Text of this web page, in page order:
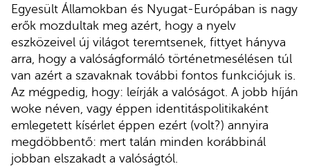
Egyesült Államokban és Nyugat-Európában is nagy
erők mozdultak meg azért, hogy a nyelv
eszközeivel új világot teremtsenek, fittyet hányva
arra, hogy a valóságformáló történetmesélésen túl
van azért a szavaknak további fontos funkciójuk is.
Az mégpedig, hogy: leírják a valóságot. A jobb híján
woke néven, vagy éppen identitáspolitikaként
emlegetett kísérlet éppen ezért (volt?) annyira
megdöbbentő: mert talán minden korábbinál
jobban elszakadt a valóságtól.